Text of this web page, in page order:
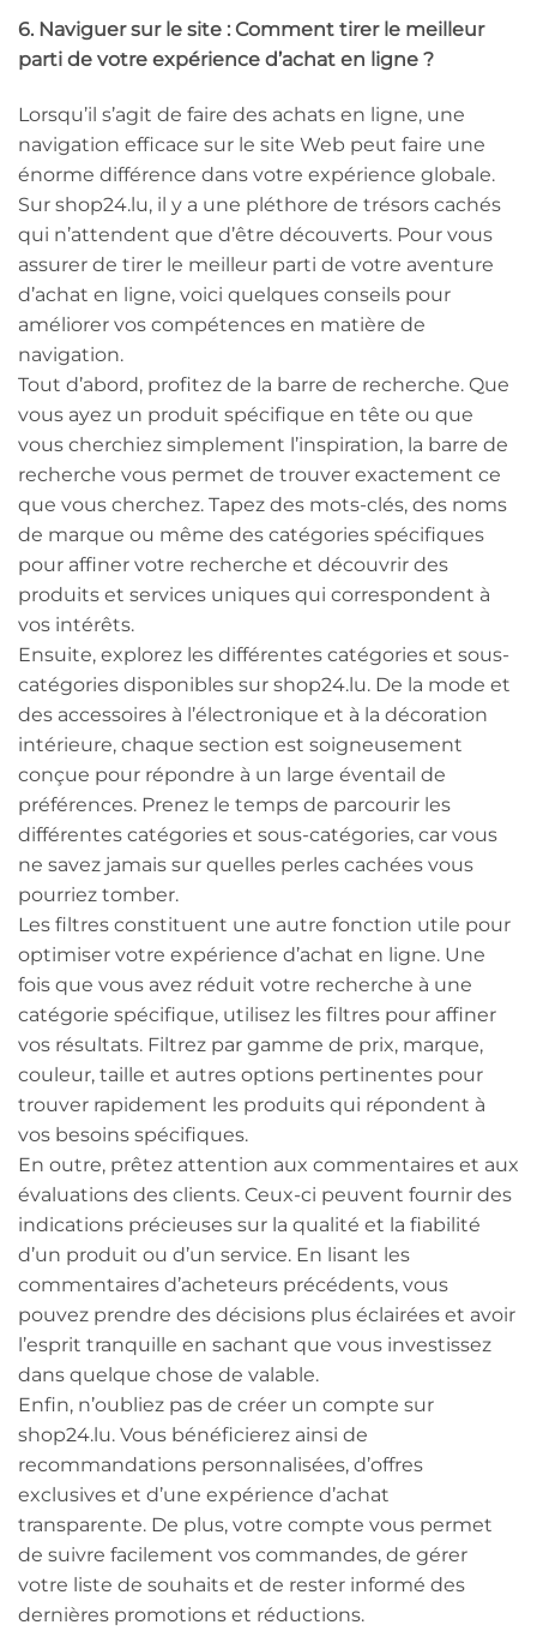
6. Naviguer sur le site : Comment tirer le meilleur
parti de votre expérience d’achat en ligne ?
Lorsqu’il s’agit de faire des achats en ligne, une
navigation efficace sur le site Web peut faire une
énorme différence dans votre expérience globale.
Sur shop24.lu, il y a une pléthore de trésors cachés
qui n’attendent que d’être découverts. Pour vous
assurer de tirer le meilleur parti de votre aventure
d’achat en ligne, voici quelques conseils pour
améliorer vos compétences en matière de
navigation.
Tout d’abord, profitez de la barre de recherche. Que
vous ayez un produit spécifique en tête ou que
vous cherchiez simplement l’inspiration, la barre de
recherche vous permet de trouver exactement ce
que vous cherchez. Tapez des mots-clés, des noms
de marque ou même des catégories spécifiques
pour affiner votre recherche et découvrir des
produits et services uniques qui correspondent à
vos intérêts.
Ensuite, explorez les différentes catégories et sous-
catégories disponibles sur shop24.lu. De la mode et
des accessoires à l’électronique et à la décoration
intérieure, chaque section est soigneusement
conçue pour répondre à un large éventail de
préférences. Prenez le temps de parcourir les
différentes catégories et sous-catégories, car vous
ne savez jamais sur quelles perles cachées vous
pourriez tomber.
Les filtres constituent une autre fonction utile pour
optimiser votre expérience d’achat en ligne. Une
fois que vous avez réduit votre recherche à une
catégorie spécifique, utilisez les filtres pour affiner
vos résultats. Filtrez par gamme de prix, marque,
couleur, taille et autres options pertinentes pour
trouver rapidement les produits qui répondent à
vos besoins spécifiques.
En outre, prêtez attention aux commentaires et aux
évaluations des clients. Ceux-ci peuvent fournir des
indications précieuses sur la qualité et la fiabilité
d’un produit ou d’un service. En lisant les
commentaires d’acheteurs précédents, vous
pouvez prendre des décisions plus éclairées et avoir
l’esprit tranquille en sachant que vous investissez
dans quelque chose de valable.
Enfin, n’oubliez pas de créer un compte sur
shop24.lu. Vous bénéficierez ainsi de
recommandations personnalisées, d’offres
exclusives et d’une expérience d’achat
transparente. De plus, votre compte vous permet
de suivre facilement vos commandes, de gérer
votre liste de souhaits et de rester informé des
dernières promotions et réductions.